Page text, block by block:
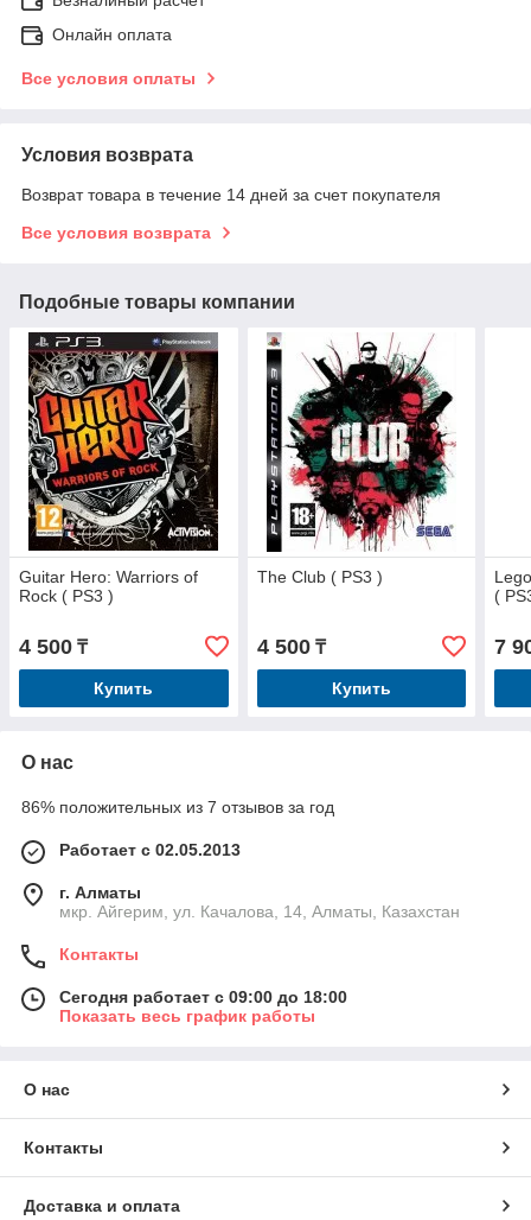
Онлайн оплата
Все условия оплаты
Условия возврата
Возврат товара в течение 14 дней за счет покупателя
Все условия возврата
Подобные товары компании
Guitar Hero: Warriors of
Rock ( PS3 )
4 500 ₸
Купить
The Club ( PS3 )
4 500₸
Купить
(
7
О нас
86% положительных из 7 отзывов за год
Работает с 02.05.2013
г. Алматы
мкр. Айгерим, ул. Качалова, 14, Алматы, Казахстан
Контакты
Сегодня работает с 09:00 до 18:00
Показать весь график работы
О нас
Контакты
Доставка и оплата